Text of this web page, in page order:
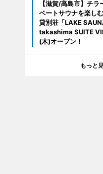
【滋賀/高島市】チ
ベートサウナを楽し
貸別荘「LAKE
takashima SUITE
(木)オープン！
もっと